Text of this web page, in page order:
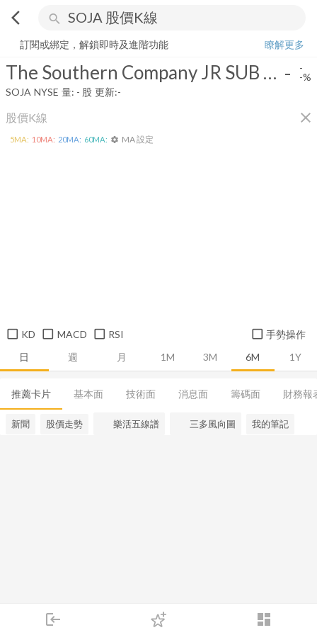
arrow_back_ios search
login dashboard
下單
The Southern Company JR SUB NT 2015A
訂閱或綁定，解鎖即時及進階功能
瞭解更多
The Southern Company JR SUB NT 2015A - -
-%
SOJA NYSE 量: - 股 更新:-
股價K線 close
日 週 月 1M 3M 6M 1Y
5MA: 10MA: 20MA: 60MA: settings MA 設定
KD MACD RSI 手勢操作
推薦卡片 基本面 技術面 消息面 籌碼面 財務報
新聞 股價走勢 樂活五線譜 三多風向圖 我的筆記